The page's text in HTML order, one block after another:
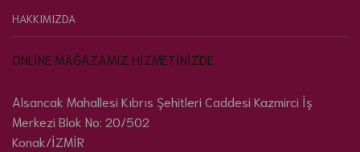
HAKKIMIZDA
ONLİNE MAĞAZAMIZ HİZMETİNİZDE
Alsancak Mahallesi Kıbrıs Şehitleri Caddesi Kazmirci İş
Merkezi Blok No: 20/502
Konak/İZMİR